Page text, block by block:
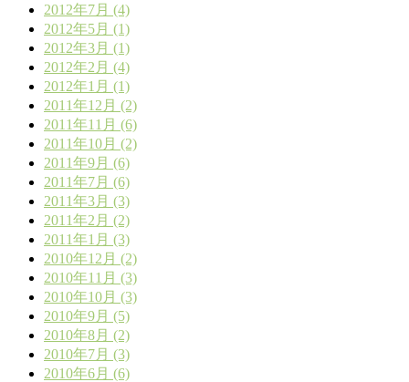
2012年7月 (4)
2012年5月 (1)
2012年3月 (1)
2012年2月 (4)
2012年1月 (1)
2011年12月 (2)
2011年11月 (6)
2011年10月 (2)
2011年9月 (6)
2011年7月 (6)
2011年3月 (3)
2011年2月 (2)
2011年1月 (3)
2010年12月 (2)
2010年11月 (3)
2010年10月 (3)
2010年9月 (5)
2010年8月 (2)
2010年7月 (3)
2010年6月 (6)